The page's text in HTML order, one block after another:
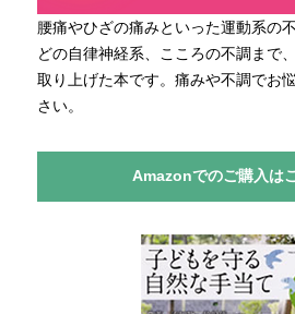
腰痛やひざの痛みといった運動系の
どの自律神経系、こころの不調まで
取り上げた本です。痛みや不調でお
さい。
Amazonでのご購入は